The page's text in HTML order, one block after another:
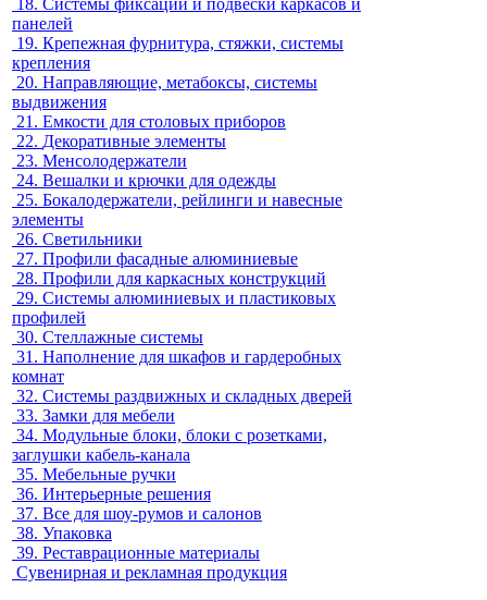
18. Системы фиксации и подвески каркасов и
панелей
19. Крепежная фурнитура, стяжки, системы
крепления
20. Направляющие, метабоксы, системы
выдвижения
21. Емкости для столовых приборов
22. Декоративные элементы
23. Менсолодержатели
24. Вешалки и крючки для одежды
25. Бокалодержатели, рейлинги и навесные
элементы
26. Светильники
27. Профили фасадные алюминиевые
28. Профили для каркасных конструкций
29. Системы алюминиевых и пластиковых
профилей
30. Стеллажные системы
31. Наполнение для шкафов и гардеробных
комнат
32. Системы раздвижных и складных дверей
33. Замки для мебели
34. Модульные блоки, блоки с розетками,
заглушки кабель-канала
35. Мебельные ручки
36. Интерьерные решения
37. Все для шоу-румов и салонов
38. Упаковка
39. Реставрационные материалы
Сувенирная и рекламная продукция